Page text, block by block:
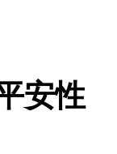
安性